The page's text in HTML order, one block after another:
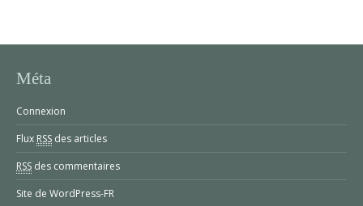
Méta
Connexion
Flux RSS des articles
RSS des commentaires
Site de WordPress-FR